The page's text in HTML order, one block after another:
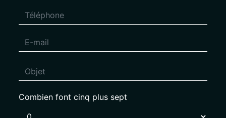
Combien font cinq plus sept